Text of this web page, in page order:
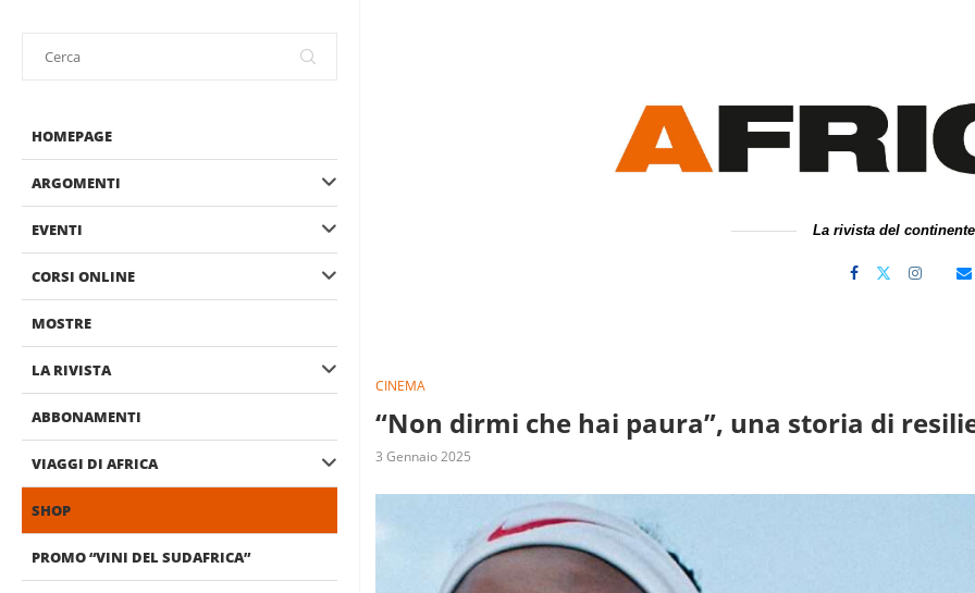
HOMEPAGE
ARGOMENTI
EVENTI
CORSI ONLINE
MOSTRE
LA RIVISTA
ABBONAMENTI
VIAGGI DI AFRICA
SHOP
PROMO “VINI DEL SUDAFRICA”
La rivista del
CINEMA
“Non dirmi che hai paura”, una storia di
3 Gennaio 2025